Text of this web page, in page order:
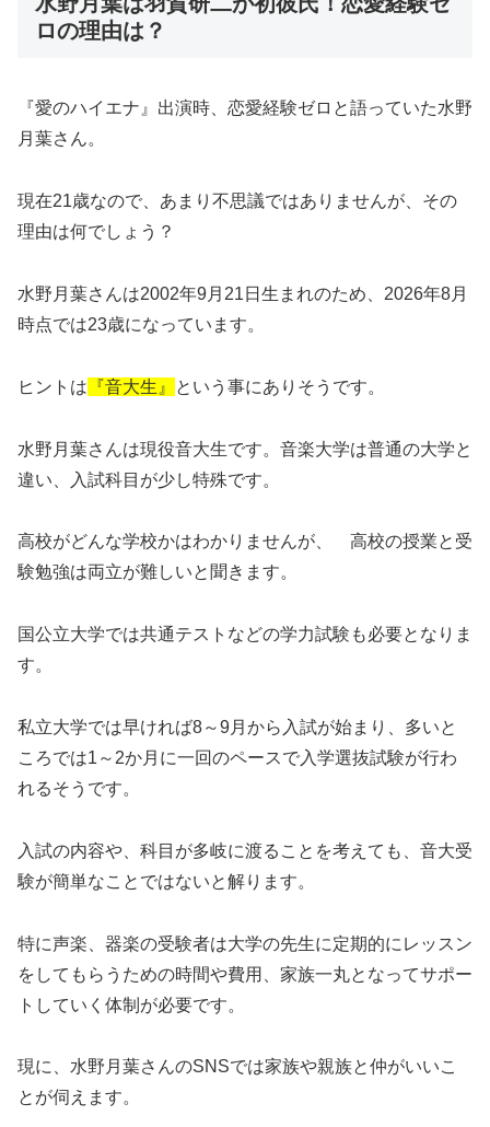
ロの理由は？
『愛のハイエナ』出演時、恋愛経験ゼロと語っていた水野
月葉さん。
現在21歳なので、あまり不思議ではありませんが、その
理由は何でしょう？
水野月葉さんは2002年9月21日生まれのため、2026年8月
時点では23歳になっています。
ヒントは 『音大生』 という事にありそうです。
水野月葉さんは現役音大生です。音楽大学は普通の大学と
違い、入試科目が少し特殊です。
高校がどんな学校かはわかりませんが、 高校の授業と受
験勉強は両立が難しいと聞きます。
国公立大学では共通テストなどの学力試験も必要となりま
す。
私立大学では早ければ8～9月から入試が始まり、多いと
ころでは1～2か月に一回のペースで入学選抜試験が行わ
れるそうです。
入試の内容や、科目が多岐に渡ることを考えても、音大受
験が簡単なことではないと解ります。
特に声楽、器楽の受験者は大学の先生に定期的にレッスン
をしてもらうための時間や費用、家族一丸となってサポー
トしていく体制が必要です。
現に、水野月葉さんのSNSでは家族や親族と仲がいいこ
とが伺えます。